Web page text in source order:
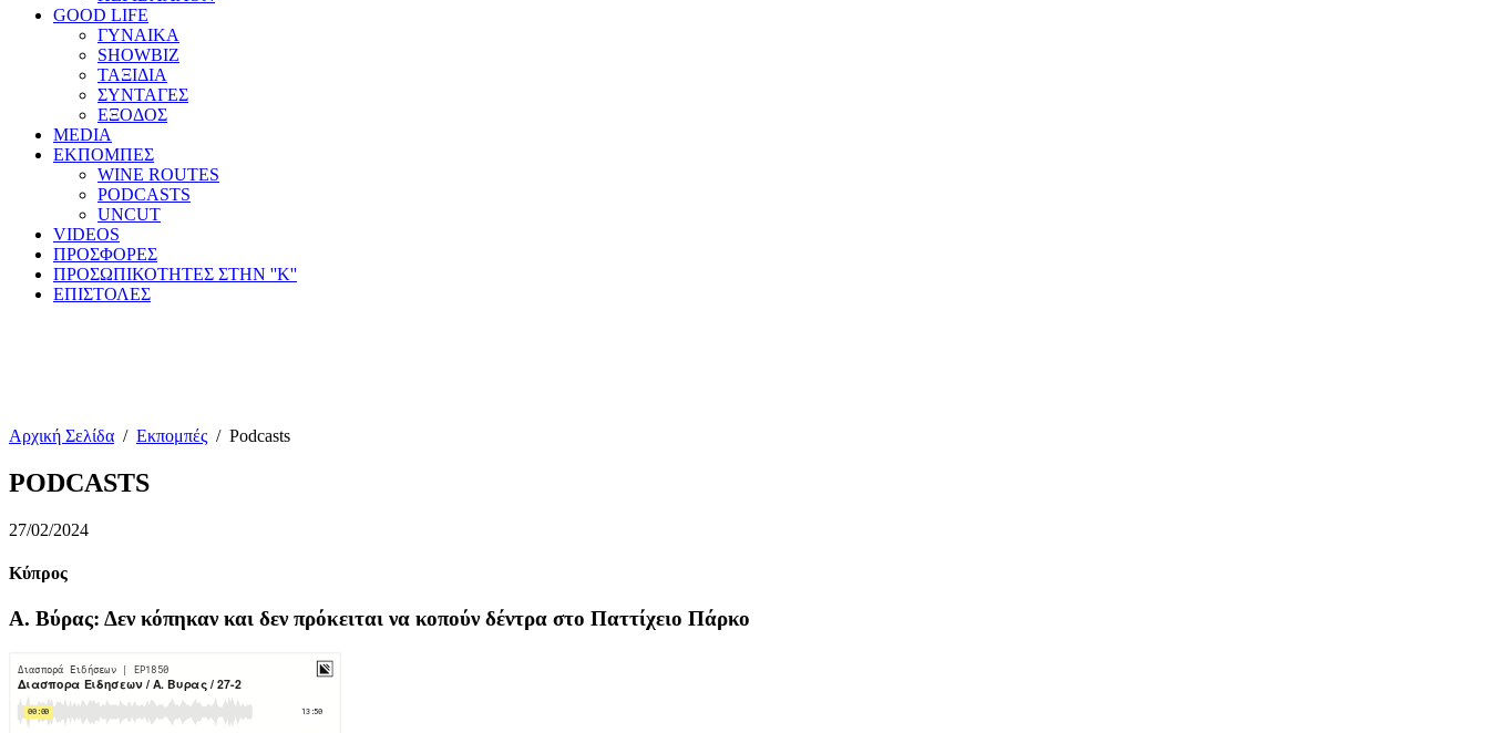
GOOD LIFE
ΓΥΝΑΙΚΑ
SHOWBIZ
ΤΑΞΙΔΙΑ
ΣΥΝΤΑΓΕΣ
ΕΞΟΔΟΣ
MEDIA
ΕΚΠΟΜΠΕΣ
WINE ROUTES
PODCASTS
UNCUT
VIDEOS
ΠΡΟΣΦΟΡΕΣ
ΠΡΟΣΩΠΙΚΟΤΗΤΕΣ ΣΤΗΝ ''Κ''
ΕΠΙΣΤΟΛΕΣ
Αρχική Σελίδα / Εκπομπές / Podcasts
PODCASTS
27/02/2024
Κύπρος
Α. Βύρας: Δεν κόπηκαν και δεν πρόκειται να κοπούν δέντρα στο Παττίχειο Πάρκο